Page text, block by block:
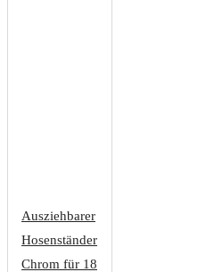
Ausziehbarer
Hosenständer
Chrom für 18